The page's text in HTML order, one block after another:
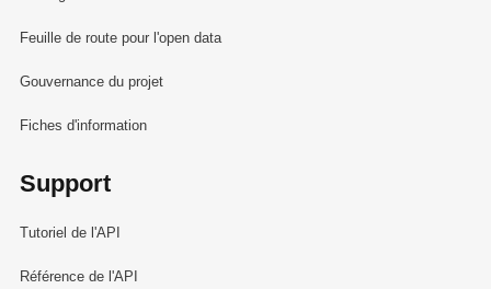
Feuille de route pour l'open data
Gouvernance du projet
Fiches d'information
Support
Tutoriel de l'API
Référence de l'API